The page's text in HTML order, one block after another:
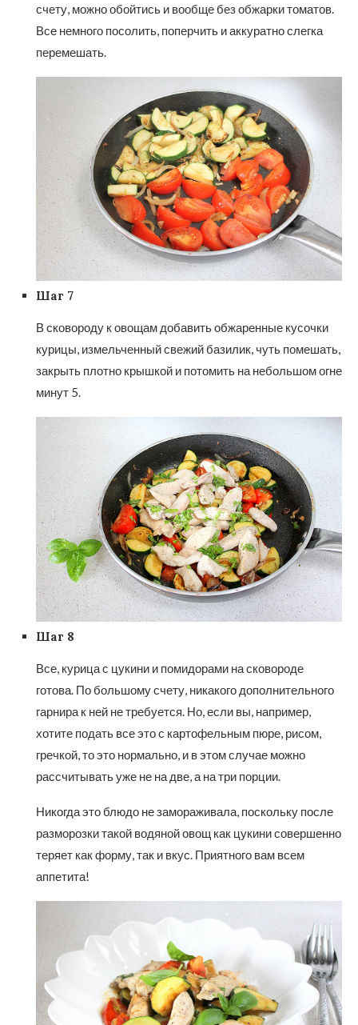
счету, можно обойтись и вообще без обжарки томатов.
Все немного посолить, поперчить и аккуратно слегка
перемешать.
Шаг 7
В сковороду к овощам добавить обжаренные кусочки
курицы, измельченный свежий базилик, чуть помешать,
закрыть плотно крышкой и потомить на небольшом огне
минут 5.
Шаг 8
Все, курица с цукини и помидорами на сковороде
готова. По большому счету, никакого дополнительного
гарнира к ней не требуется. Но, если вы, например,
хотите подать все это с картофельным пюре, рисом,
гречкой, то это нормально, и в этом случае можно
рассчитывать уже не на две, а на три порции.
Никогда это блюдо не замораживала, поскольку после
разморозки такой водяной овощ как цукини совершенно
теряет как форму, так и вкус. Приятного вам всем
аппетита!